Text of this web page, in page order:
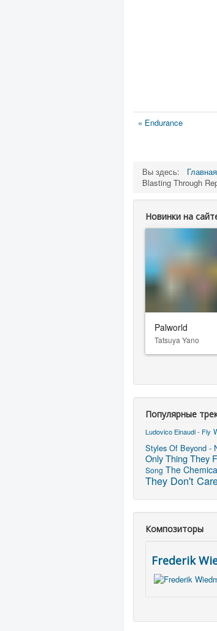
« Endurance
Вы здесь: Главная
Blasting Through
Новинки на
Palworld
Tatsuya Yano
Популярные
Ludovico Einaudi - Fly
Styles Of Beyond -
Only Thing They
Song The
They Don't
Композиторы
Frederik